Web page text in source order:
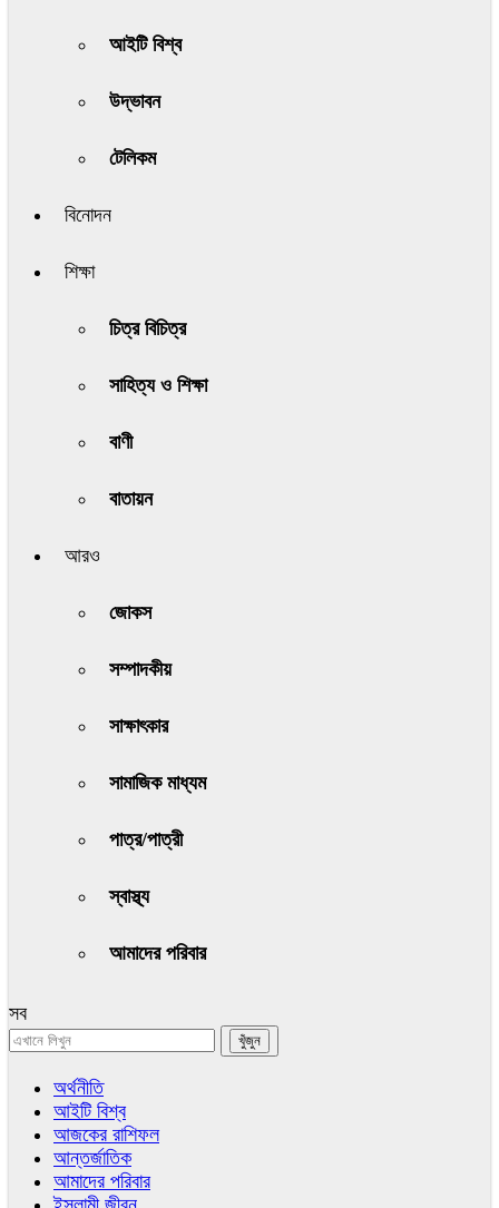
আইটি বিশ্ব
উদ্ভাবন
টেলিকম
বিনোদন
শিক্ষা
চিত্র বিচিত্র
সাহিত্য ও শিক্ষা
বাণী
বাতায়ন
আরও
জোকস
সম্পাদকীয়
সাক্ষাৎকার
সামাজিক মাধ্যম
পাত্র/পাত্রী
স্বাস্থ্য
আমাদের পরিবার
সব
অর্থনীতি
আইটি বিশ্ব
আজকের রাশিফল
আন্তর্জাতিক
আমাদের পরিবার